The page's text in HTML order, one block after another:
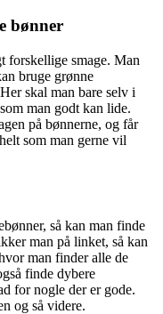
bønner
forskellige smage. Man
bruge grønne
skal man bare selv i
man godt kan lide.
på bønnerne, og får
som man gerne vil
så kan man finde
man på linket, så kan
man finder alle de
finde dybere
for nogle der er gode.
og så videre.